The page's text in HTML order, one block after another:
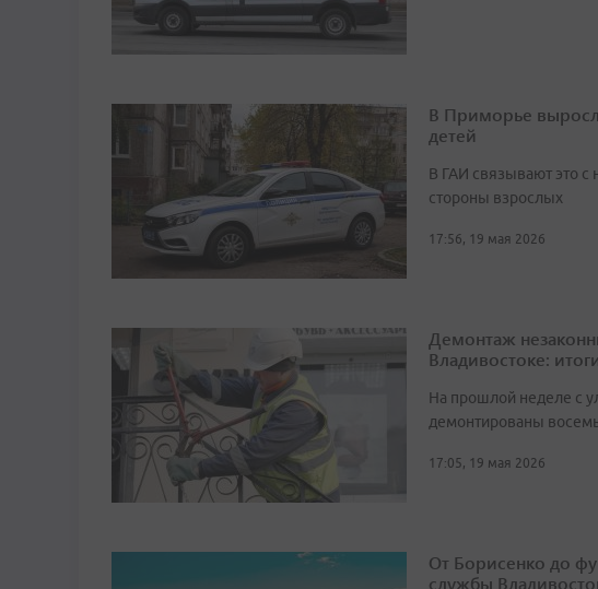
В Приморье
детей
В ГАИ связывают это с
стороны взрослых
17:56, 19 мая 2026
Демонтаж
Владивостоке:
На прошлой неделе с
демонтированы
17:05, 19 мая 2026
От Борисенко до
службы